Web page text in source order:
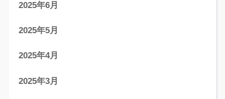
2025年6月
2025年5月
2025年4月
2025年3月